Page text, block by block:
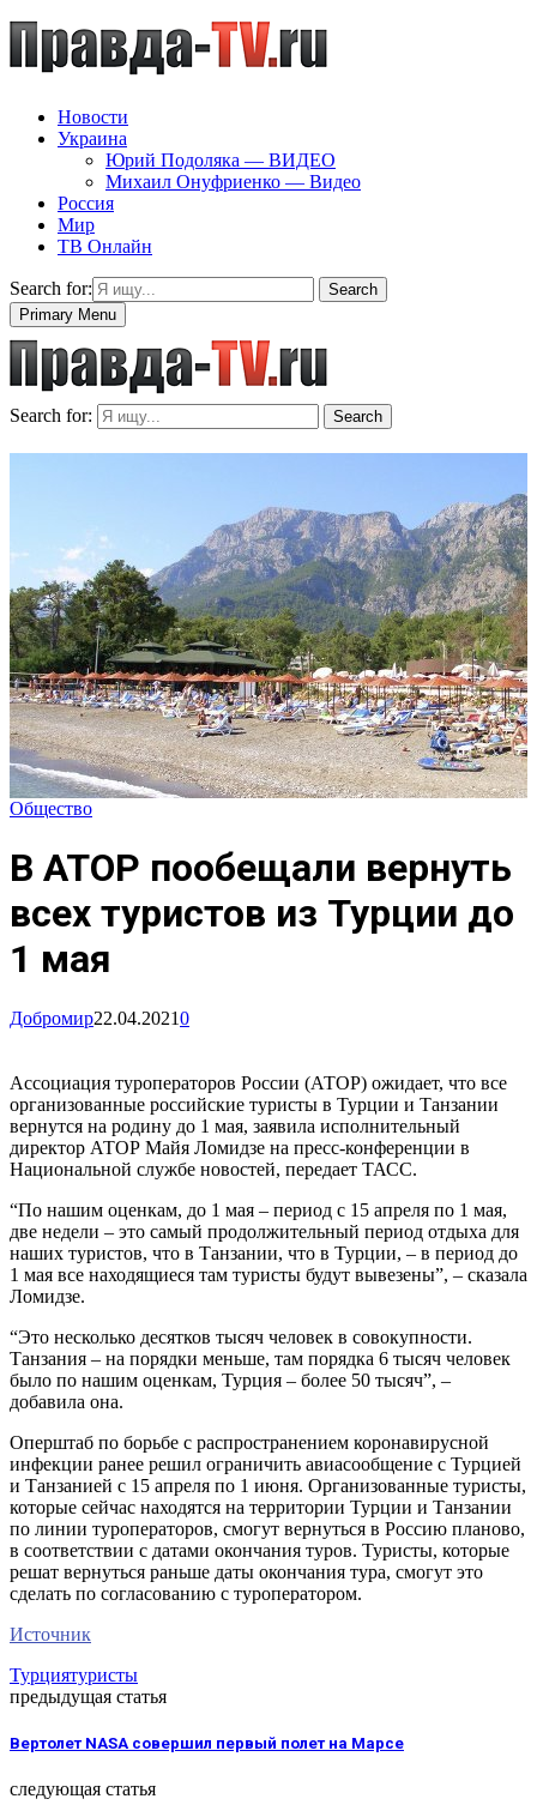
Новости
Украина
Юрий Подоляка — ВИДЕО
Михаил Онуфриенко — Видео
Россия
Мир
ТВ Онлайн
Search for:
Search
Primary Menu
Search for: Search
Общество
В АТОР пообещали вернуть
всех туристов из Турции до
1 мая
Добромир22.04.20210
Ассоциация туроператоров России (АТОР) ожидает, что все
организованные российские туристы в Турции и Танзании
вернутся на родину до 1 мая, заявила исполнительный
директор АТОР Майя Ломидзе на пресс-конференции в
Национальной службе новостей, передает ТАСС.
“По нашим оценкам, до 1 мая – период с 15 апреля по 1 мая,
две недели – это самый продолжительный период отдыха для
наших туристов, что в Танзании, что в Турции, – в период до
1 мая все находящиеся там туристы будут вывезены”, – сказала
Ломидзе.
“Это несколько десятков тысяч человек в совокупности.
Танзания – на порядки меньше, там порядка 6 тысяч человек
было по нашим оценкам, Турция – более 50 тысяч”, –
добавила она.
Оперштаб по борьбе с распространением коронавирусной
инфекции ранее решил ограничить авиасообщение с Турцией
и Танзанией с 15 апреля по 1 июня. Организованные туристы,
которые сейчас находятся на территории Турции и Танзании
по линии туроператоров, смогут вернуться в Россию планово,
в соответствии с датами окончания туров. Туристы, которые
решат вернуться раньше даты окончания тура, смогут это
сделать по согласованию с туроператором.
Источник
Турциятуристы
предыдущая статья
Вертолет NASA совершил первый полет на Марсе
следующая статья